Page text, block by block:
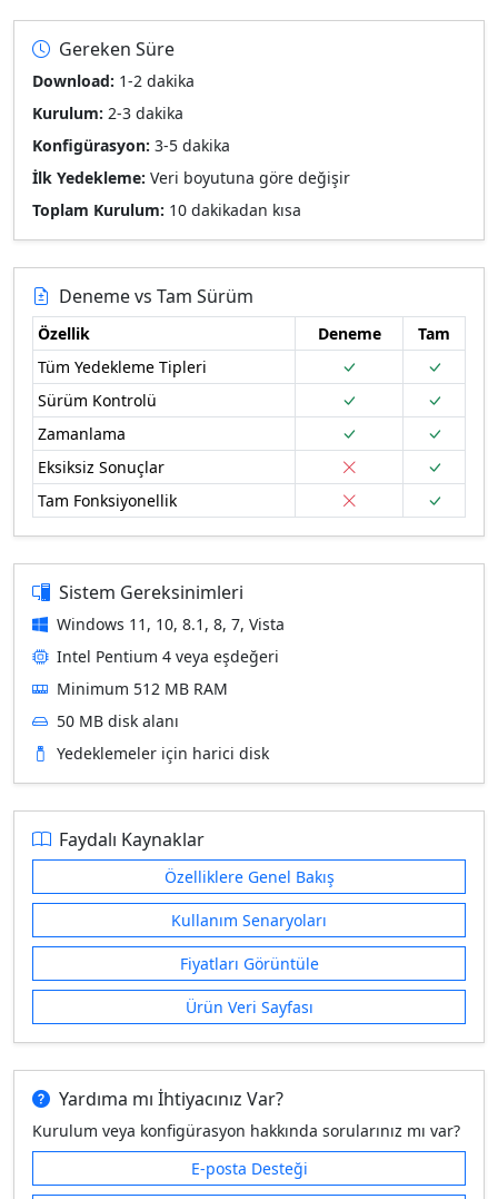
Gereken Süre
Download: 1-2 dakika
Kurulum: 2-3 dakika
Konfigürasyon: 3-5 dakika
İlk Yedekleme: Veri boyutuna göre değişir
Toplam Kurulum: 10 dakikadan kısa
Deneme vs Tam Sürüm
Özellik Deneme
Tam
Tüm Yedekleme Tipleri
Sürüm Kontrolü
Zamanlama
Eksiksiz Sonuçlar
Tam Fonksiyonellik
Sistem Gereksinimleri
Windows 11, 10, 8.1, 8, 7, Vista
Intel Pentium 4 veya eşdeğeri
Minimum 512 MB RAM
50 MB disk alanı
Yedeklemeler için harici disk
Faydalı Kaynaklar
Özelliklere Genel Bakış
Kullanım Senaryoları
Fiyatları Görüntüle
Ürün Veri Sayfası
Yardıma mı İhtiyacınız Var?
Kurulum veya konfigürasyon hakkında sorularınız mı var?
E-posta Desteği